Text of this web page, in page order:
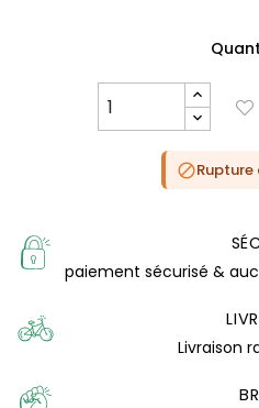

paiement sécurisé &
Livraison